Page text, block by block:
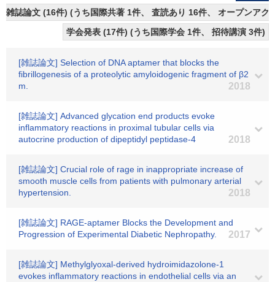
雑誌論文 (16件) (うち国際共著 1件、 査読あり 16件、 オープンアク
学会発表 (17件) (うち国際学会 1件、 招待講演 3件)
[雑誌論文] Selection of DNA aptamer that blocks the
fibrillogenesis of a proteolytic amyloidogenic fragment of β2
m.
2018
[雑誌論文] Advanced glycation end products evoke
inflammatory reactions in proximal tubular cells via
autocrine production of dipeptidyl peptidase-4
2018
[雑誌論文] Crucial role of rage in inappropriate increase of
smooth muscle cells from patients with pulmonary arterial
hypertension.
2018
[雑誌論文] RAGE-aptamer Blocks the Development and
Progression of Experimental Diabetic Nephropathy.
2017
[雑誌論文] Methylglyoxal-derived hydroimidazolone-1
evokes inflammatory reactions in endothelial cells via an